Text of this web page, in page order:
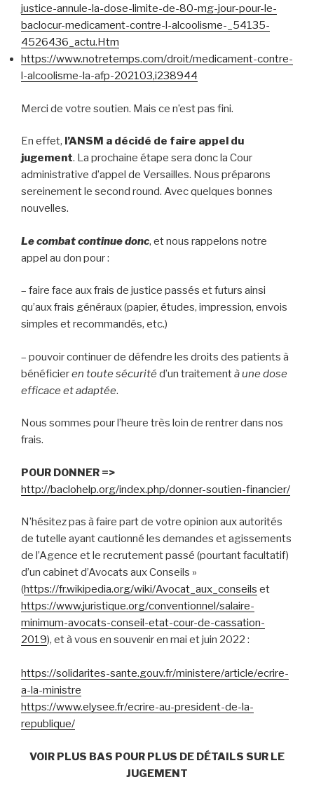
justice-annule-la-dose-limite-de-80-mg-jour-pour-le-
baclocur-medicament-contre-l-alcoolisme-_54135-
4526436_actu.Htm
https://www.notretemps.com/droit/medicament-contre-
l-alcoolisme-la-afp-202103,i238944
Merci de votre soutien. Mais ce n’est pas fini.
En effet, l’ANSM a décidé de faire appel du
jugement. La prochaine étape sera donc la Cour
administrative d’appel de Versailles. Nous préparons
sereinement le second round. Avec quelques bonnes
nouvelles.
Le combat continue donc, et nous rappelons notre
appel au don pour :
– faire face aux frais de justice passés et futurs ainsi
qu’aux frais généraux (papier, études, impression, envois
simples et recommandés, etc.)
– pouvoir continuer de défendre les droits des patients à
bénéficieren toute sécurité d’un traitementà une dose
efficace et adaptée.
Nous sommes pour l’heure très loin de rentrer dans nos
frais.
POUR DONNER =>
http://baclohelp.org/index.php/donner-soutien-financier/
N’hésitez pas à faire part de votre opinion aux autorités
de tutelle ayant cautionné les demandes et agissements
de l’Agence et le recrutement passé (pourtant facultatif)
d’un cabinet d’Avocats aux Conseils »
(https://fr.wikipedia.org/wiki/Avocat_aux_conseils et
https://www.juristique.org/conventionnel/salaire-
minimum-avocats-conseil-etat-cour-de-cassation-
2019), et à vous en souvenir en mai et juin 2022 :
https://solidarites-sante.gouv.fr/ministere/article/ecrire-
a-la-ministre
https://www.elysee.fr/ecrire-au-president-de-la-
republique/
VOIR PLUS BAS POUR PLUS DE DÉTAILS SUR LE
JUGEMENT